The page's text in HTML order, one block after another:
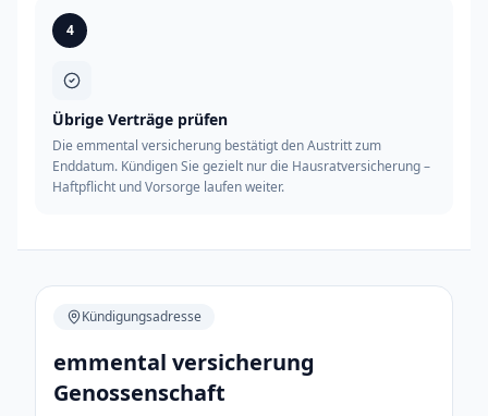
4
Übrige Verträge prüfen
Die emmental versicherung bestätigt den Austritt zum
Enddatum. Kündigen Sie gezielt nur die Hausratversicherung –
Haftpflicht und Vorsorge laufen weiter.
Kündigungsadresse
emmental versicherung
Genossenschaft